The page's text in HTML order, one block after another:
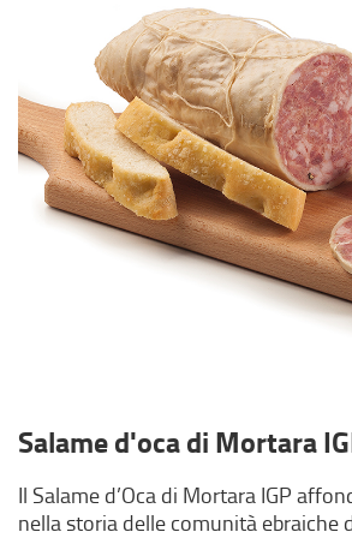
Salame d'oca di Mortara
Il Salame d’Oca di Mortara IGP
nella storia delle comunità ebraiche